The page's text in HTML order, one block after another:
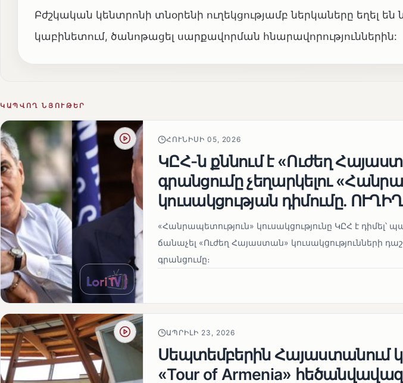
Բժշկական կենտրոնի տնօրենի ուղեկցությամբ ներկաները եղել
կաբինետում, ծանոթացել սարքավորման հնարավորություններին:
ԿԱՊՎՈՂ ՆՅՈՒԹԵՐ
ՀՈՒՆԻՍԻ 05, 2026
ԿԸՀ-ն քննում է «Ուժեղ
գրանցումը չեղարկելու
կուսակցության դիմումը. ՈՒՂԻՂ
«Հանրապետություն» կուսակցությունը ԿԸՀ է դիմել՝
ճանաչել «Ուժեղ Հայաստան» կուսակցությունների
գրանցումը։
ԱՊՐԻԼԻ 23, 2026
Սեպտեմբերին Հայաստանում
«Tour of Armenia»